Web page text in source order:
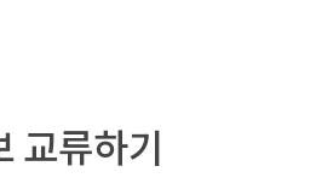
교류하기